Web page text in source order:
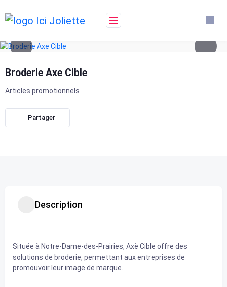
to
content
Broderie Axe Cible
Articles promotionnels
Partager
Description
Située à Notre-Dame-des-Prairies, Axè Cible offre des
solutions de broderie, permettant aux entreprises de
promouvoir leur image de marque.